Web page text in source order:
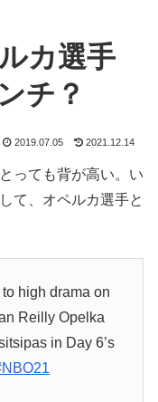
カ選手
チ？
2019.07.05 2021.12.14
っても背が高い。い
て、オペルカ選手と
high drama on
Reilly Opelka
in Day 6’s